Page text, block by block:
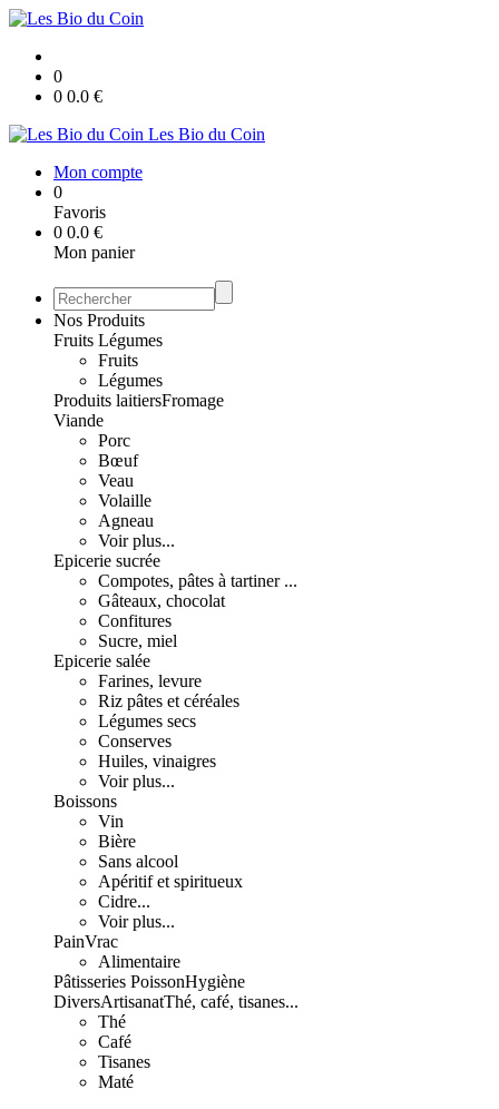
0
0 0.0 €
Les Bio du Coin
Mon compte
0
Favoris
0 0.0 €
Mon panier
Nos Produits
Fruits Légumes
Fruits
Légumes
Produits laitiersFromage
Viande
Porc
Bœuf
Veau
Volaille
Agneau
Voir plus...
Epicerie sucrée
Compotes, pâtes à tartiner ...
Gâteaux, chocolat
Confitures
Sucre, miel
Epicerie salée
Farines, levure
Riz pâtes et céréales
Légumes secs
Conserves
Huiles, vinaigres
Voir plus...
Boissons
Vin
Bière
Sans alcool
Apéritif et spiritueux
Cidre...
Voir plus...
PainVrac
Alimentaire
Pâtisseries PoissonHygiène
DiversArtisanatThé, café, tisanes...
Thé
Café
Tisanes
Maté